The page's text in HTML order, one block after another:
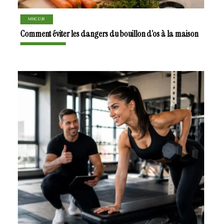
MINCEUR
Comment éviter les dangers du bouillon d’os à la maison